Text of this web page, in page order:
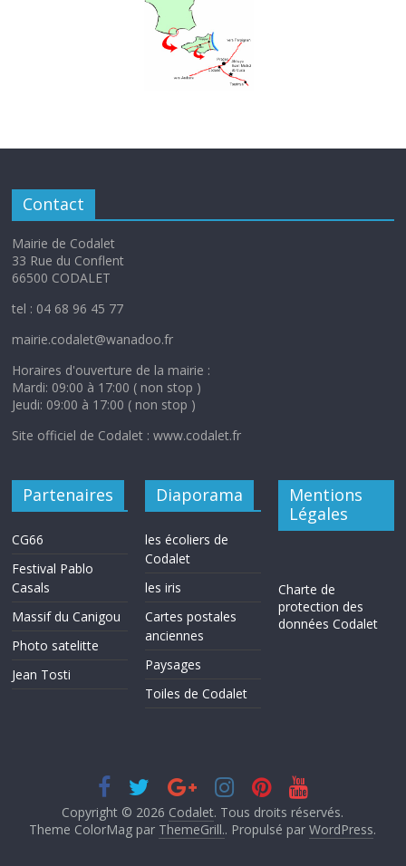
Contact
Mairie de Codalet
33 Rue du Conflent
66500 CODALET
tel : 04 68 96 45 77
mairie.codalet@wanadoo.fr
Horaires d'ouverture de la mairie :
Mardi: 09:00 à 17:00 ( non stop )
Jeudi: 09:00 à 17:00 ( non stop )
Site officiel de Codalet : www.codalet.fr
Partenaires
CG66
Festival Pablo
Casals
Massif du Canigou
Photo satelitte
Jean Tosti
Diaporama
les écoliers de
Codalet
les iris
Cartes postales
anciennes
Paysages
Toiles de Codalet
Mentions
Légales
Charte de
protection des
données Codalet
Copyright © 2026 Codalet. Tous droits réservés.
Theme ColorMag par ThemeGrill.. Propulsé parWordPress.